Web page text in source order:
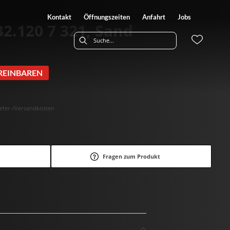
Kontakt Öffnungszeiten Anfahrt Jobs
7 321, Sand
Versandkosten
Fragen zum Produkt